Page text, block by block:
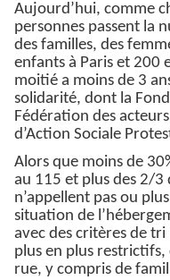
Aujourd’hui, comme
personnes passent la
des familles, des
enfants à Paris et 200
moitié a moins de 3
solidarité, dont la
Fédération des
d’Action Sociale
Alors que moins de
au 115 et plus des 2/3
n’appellent pas ou
situation de
avec des critères de
plus en plus restrictifs,
rue, y compris de